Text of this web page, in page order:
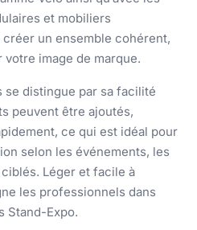
et mobiliers
un ensemble cohérent,
image de marque.
distingue par sa facilité
peuvent être ajoutés,
ce qui est idéal pour
selon les événements, les
Léger et facile à
les professionnels dans
Stand-Expo.